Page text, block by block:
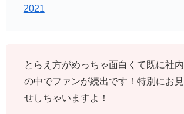
2021
とらえ方がめっちゃ面白くて既に社内
の中でファンが続出です！特別にお見
せしちゃいますよ！